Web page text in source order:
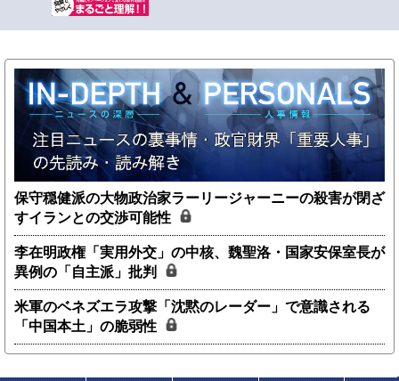
保守穏健派の大物政治家ラーリージャーニーの殺害が閉ざ
すイランとの交渉可能性
李在明政権「実用外交」の中核、魏聖洛・国家安保室長が
異例の「自主派」批判
米軍のベネズエラ攻撃「沈黙のレーダー」で意識される
「中国本土」の脆弱性